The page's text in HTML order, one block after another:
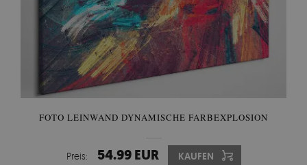
FOTO LEINWAND DYNAMISCHE FARBEXPLOSION
Preis: 54.99 EUR KAUFEN